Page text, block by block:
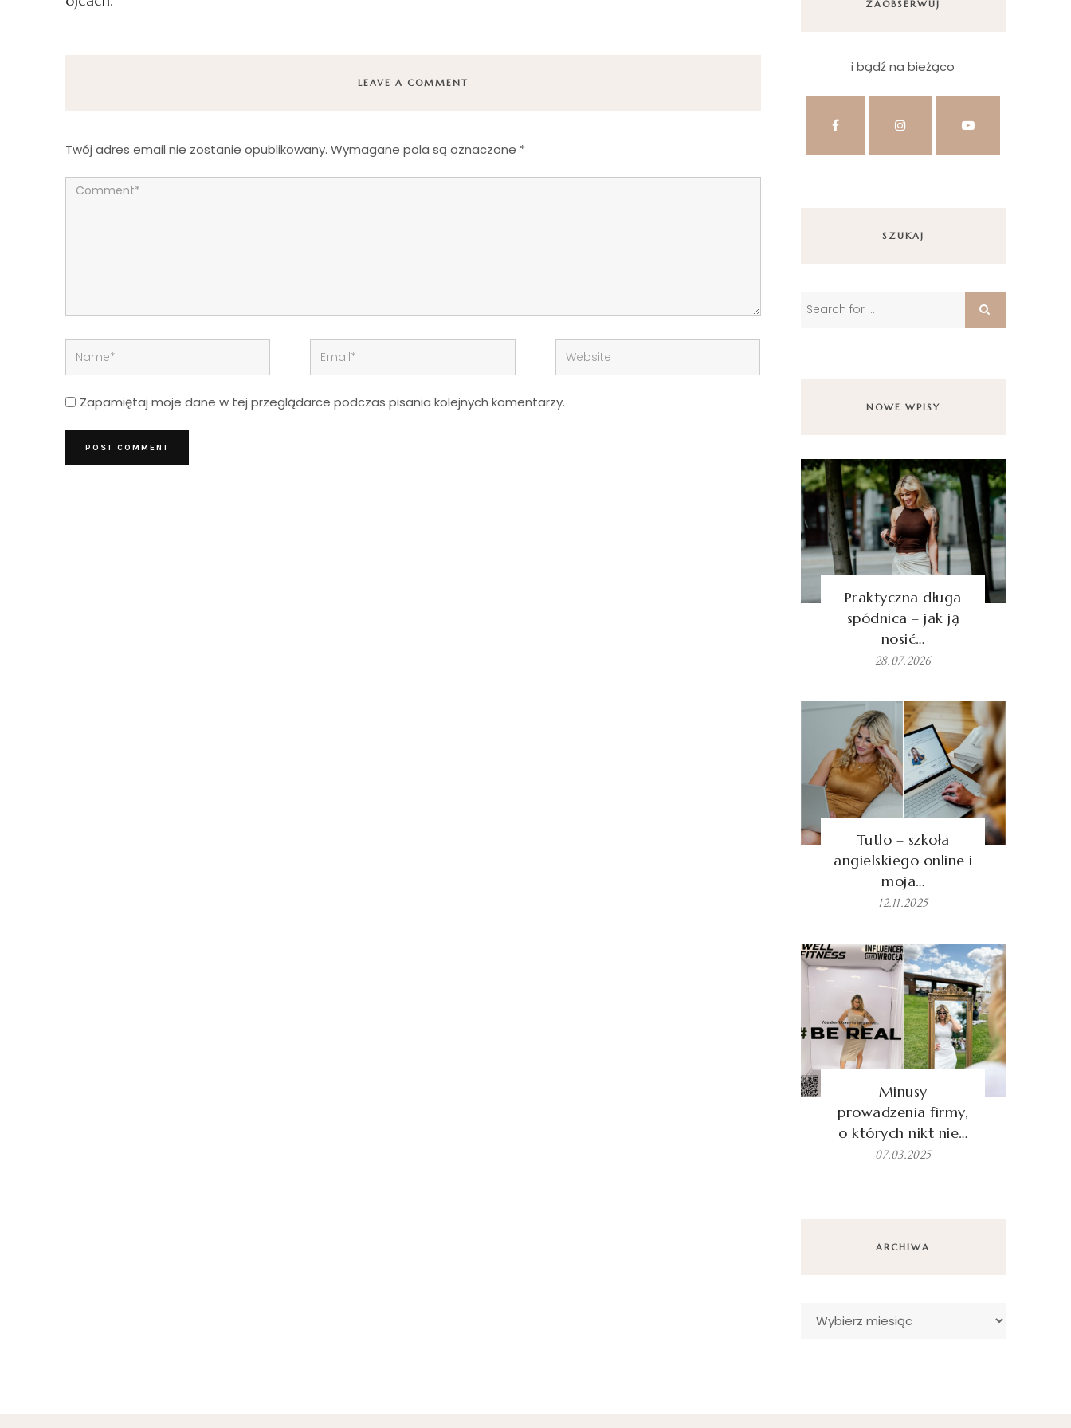
LEAVE A COMMENT
Twój adres email nie zostanie opublikowany. Wymagane pola są oznaczone *
Zapamiętaj moje dane w tej przeglądarce podczas pisania kolejnych komentarzy.
ZAOBSERWUJ
i bądź na bieżąco
SZUKAJ
NOWE WPISY
Praktyczna długa
spódnica – jak ją
nosić…
28.07.2026
Tutlo – szkoła
angielskiego online i
moja…
12.11.2025
Minusy
prowadzenia firmy,
o których nikt nie…
07.03.2025
ARCHIWA